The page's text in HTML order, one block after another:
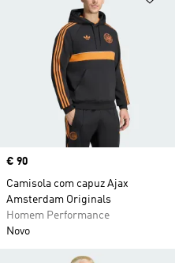
Price
€ 90
Camisola com capuz Ajax
Amsterdam Originals
Homem Performance
Novo